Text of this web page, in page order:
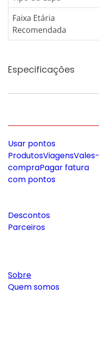
Faixa Etária
Recomendada
Especificações
Usar pontos
ProdutosViagensVales-
compraPagar fatura
com pontos
Descontos
Parceiros
Sobre
Quem somos